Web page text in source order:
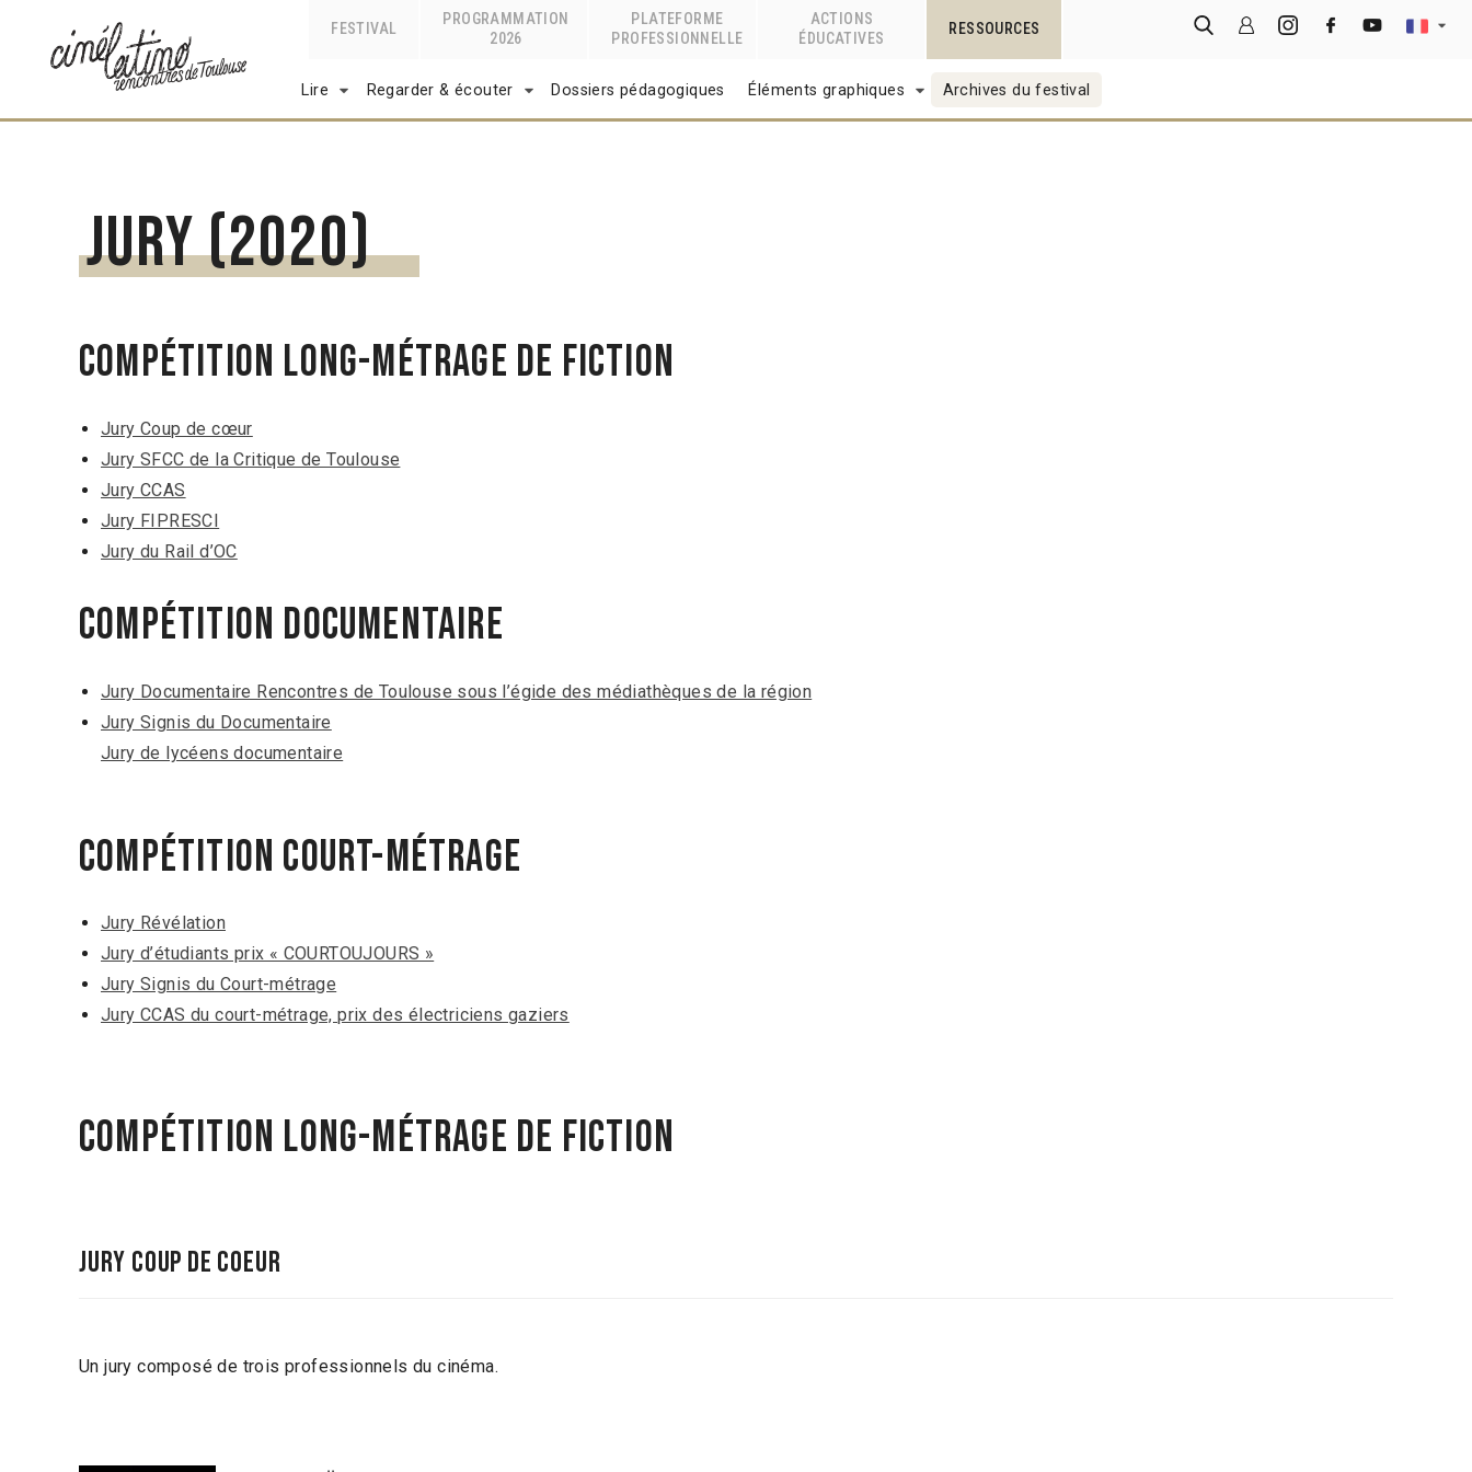
FESTIVAL
PROGRAMMATION
2026
PLATEFORME
PROFESSIONNELLE
ACTIONS
ÉDUCATIVES
RESSOURCES
Lire Regarder & écouter Dossiers pédagogiques Éléments graphiques Archives du festival
Jury (2020)
Compétition Long-métrage de fiction
​Jury Coup de cœur
Jury SFCC de la Critique de Toulouse
Jury CCAS
Jury FIPRESCI
​Jury du Rail d’OC
Compétition Documentaire
Jury Documentaire Rencontres de Toulouse sous l’égide des médiathèques de la région
Jury Signis du Documentaire
Jury de lycéens documentaire
Compétition Court-métrage
Jury Révélation
Jury d’étudiants prix « COURTOUJOURS »
Jury Signis du Court-métrage
Jury CCAS du court-métrage, prix des électriciens gaziers
Compétition Long-métrage de fiction
Jury Coup de Coeur
Un jury composé de trois professionnels du cinéma.